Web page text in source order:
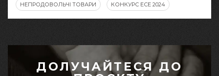
НЕПРОДОВОЛЬЧІ ТОВАРИ КОНКУРС ЕСЕ 2024
ДОЛУЧАЙТЕСЯ ДО